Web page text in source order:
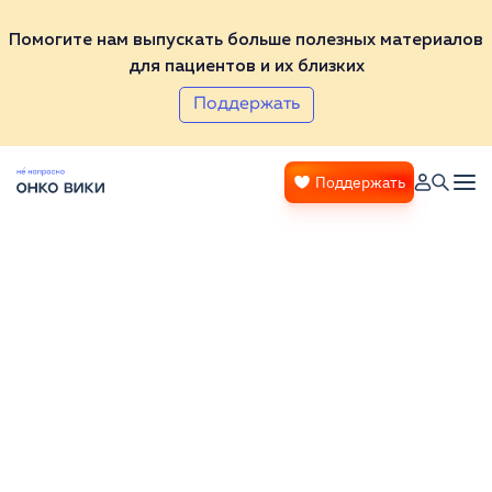
Помогите нам выпускать больше полезных материалов
для пациентов и их близких
Поддержать
Поддержать